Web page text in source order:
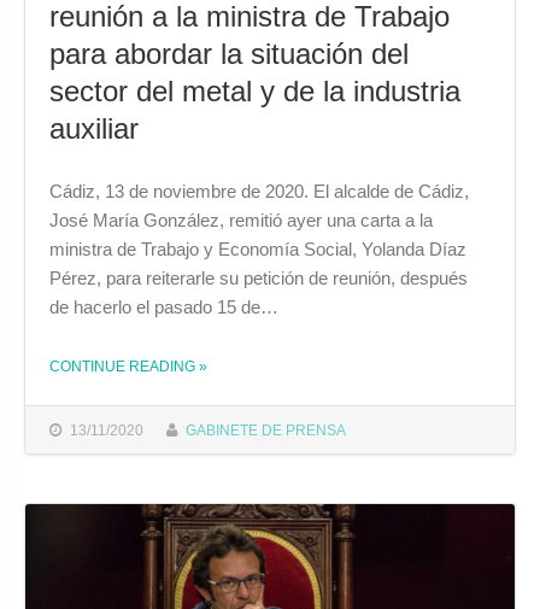
reunión a la ministra de Trabajo
para abordar la situación del
sector del metal y de la industria
auxiliar
13/11/2020 GABINETE DE PRENSA
Cádiz, 13 de noviembre de 2020. El alcalde de Cádiz,
José María González, remitió ayer una carta a la
ministra de Trabajo y Economía Social, Yolanda Díaz
Pérez, para reiterarle su petición de reunión, después
de hacerlo el pasado 15 de…
CONTINUE READING »